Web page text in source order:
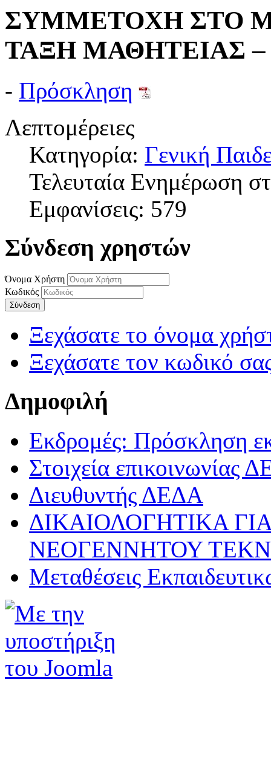
ΣΥΜΜΕΤΟΧΗ ΣΤΟ
ΤΑΞΗ ΜΑΘΗΤΕΙΑΣ –
- Πρόσκληση
Λεπτομέρειες
Κατηγορία: Γενική
Τελευταία Ενημέρωση
Εμφανίσεις: 579
Σύνδεση χρηστών
Όνομα Χρήστη
Κωδικός
Σύνδεση
Ξεχάσατε το όνομα
Ξεχάσατε τον κωδικό
Δημοφιλή
Εκδρομές: Πρόσκληση
Στοιχεία επικοινωνίας
Διευθυντής ΔΕΔΑ
ΔΙΚΑΙΟΛΟΓΗΤΙΚΑ
ΝΕΟΓΕΝΝΗΤΟΥ
Μεταθέσεις